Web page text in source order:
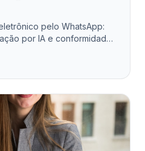
pelo WhatsApp:
por IA e conformidade